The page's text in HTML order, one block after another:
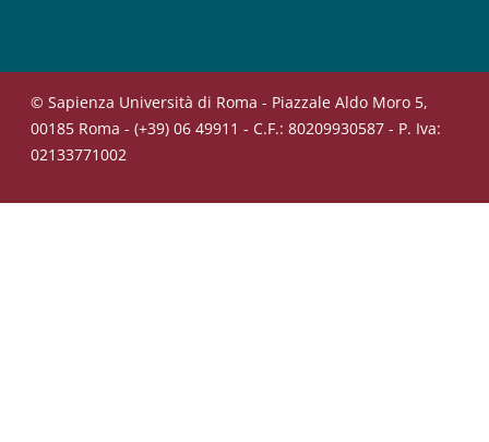
© Sapienza Università di Roma - Piazzale Aldo Moro 5,
00185 Roma - (+39) 06 49911 - C.F.: 80209930587 - P. Iva:
02133771002